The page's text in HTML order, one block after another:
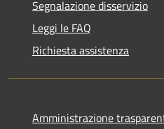
Segnalazione disservizio
Leggi le FAQ
Richiesta assistenza
Amministrazione